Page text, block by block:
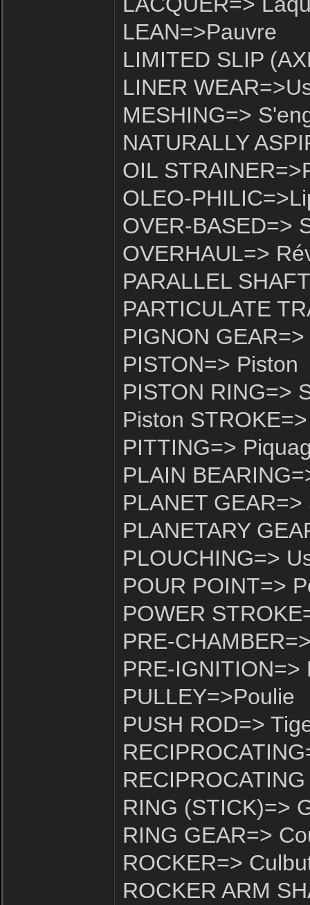
LEAN=>Pauvre
LIMITED SLIP
LINER
MESHING=>
NATURALLY
OIL
OLEO-
OVER-BASED=>
OVERHAUL=>
PARALLEL
PARTICULATE
PIGNON
PISTON=> Piston
PISTON RING=>
Piston
PITTING=>
PLAIN
PLANET
PLANETARY
PLOUCHING=>
POUR POINT=>
POWER
PRE-
PRE-IGNITION=>
PULLEY=>Poulie
PUSH ROD=>
RING (STICK)=>
RING GEAR=>
ROCKER=>
ROCKER ARM